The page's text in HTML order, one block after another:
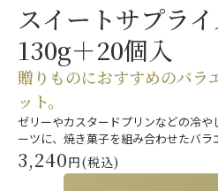
スイートサプラ
130g＋20個入
贈りものにおすすめのバラ
ット。
ゼリーやカスタードプリンなどの冷
ーツに、焼き菓子を組み合わせたバラ
3,240円(税込)